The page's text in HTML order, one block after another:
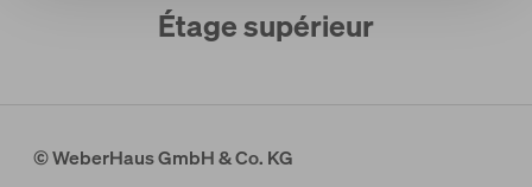
Étage supérieur
© WeberHaus GmbH & Co. KG